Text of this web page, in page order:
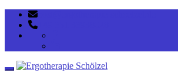
Toggle navigation